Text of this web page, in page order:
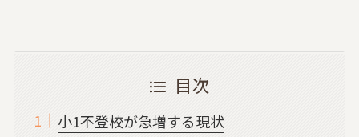
目次
小1不登校が急増する現状